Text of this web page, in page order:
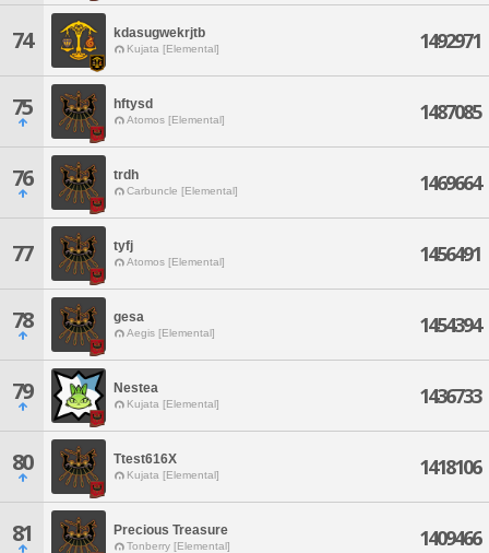
74 kdasugwekrjtb
Kujata [Elemental] 1492971
75 hftysd
Atomos [Elemental] 1487085
76 trdh
Carbuncle [Elemental] 1469664
77 tyfj
Atomos [Elemental] 1456491
78 gesa
Aegis [Elemental] 1454394
79 Nestea
Kujata [Elemental] 1436733
80 Ttest616X
Kujata [Elemental] 1418106
81 Precious Treasure
Tonberry [Elemental] 1409466